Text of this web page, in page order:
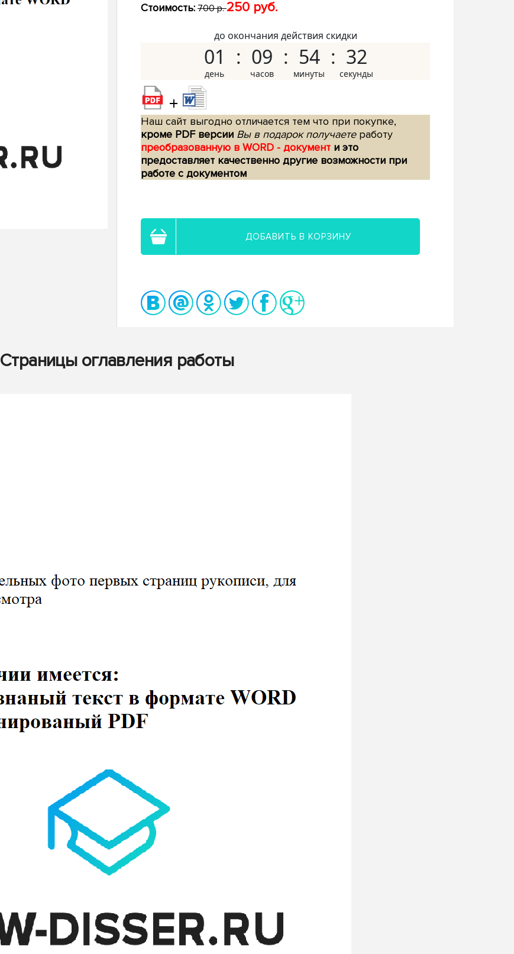
Стоимость: 700 р.250 руб.
до окончания действия скидки
01 09 54 31
+
Наш сайт выгодно отличается тем что при покупке,
кроме PDF версии Вы в подарок получаетеработу
преобразованную в WORD - документ и это
предоставляет качественно другие возможности при
работе с документом
ДОБАВИТЬ В КОРЗИНУ
Страницы оглавления работы